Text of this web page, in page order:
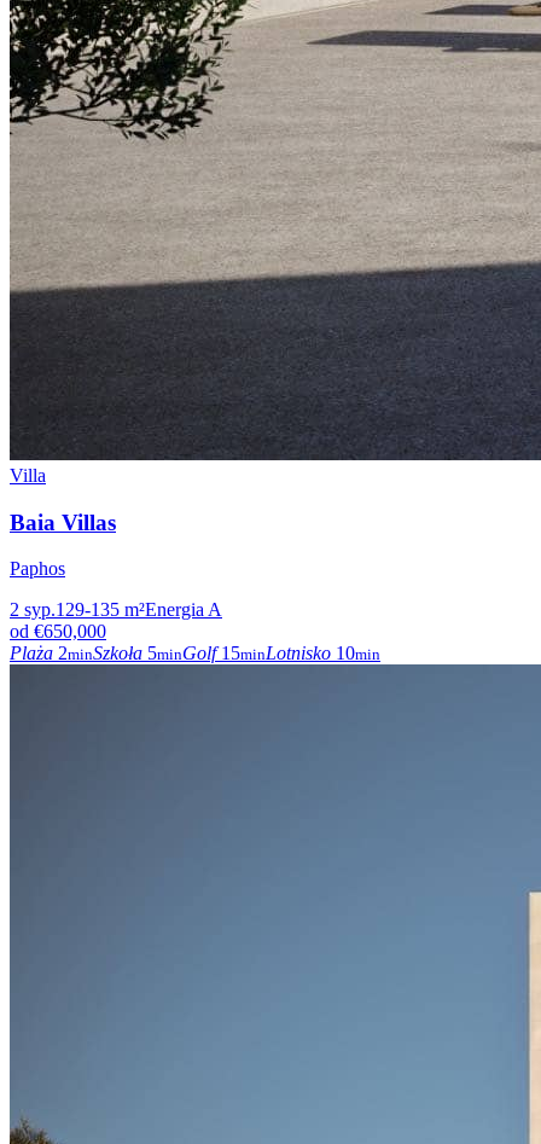
Villa
Baia Villas
Paphos
2 syp.129-135 m²EnergiaA
od €650,000
Plaża 2minSzkoła 5minGolf 15minLotnisko 10min